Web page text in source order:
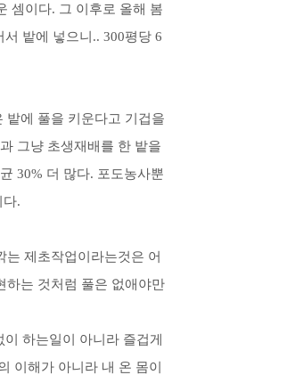
셈이다. 그 이후로 올해 봄
밭에 넣으니.. 300평당 6
밭에 풀을 키운다고 기겁을
그냥 초생재배를 한 밭을
30% 더 많다. 포도농사뿐
다.
제초작업이라는것은 어
하는 것처럼 풀은 없애야만
하는일이 아니라 즐겁게
이해가 아니라 내 온 몸이